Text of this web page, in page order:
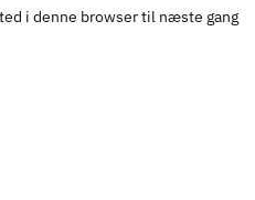
i denne browser til næste gang